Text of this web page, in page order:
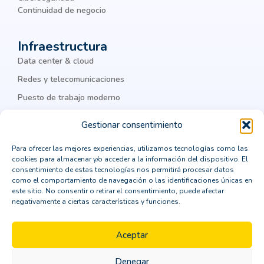
Gestionar consentimiento
Para ofrecer las mejores experiencias, utilizamos tecnologías como las
cookies para almacenar y/o acceder a la información del dispositivo. El
consentimiento de estas tecnologías nos permitirá procesar datos
como el comportamiento de navegación o las identificaciones únicas en
este sitio. No consentir o retirar el consentimiento, puede afectar
negativamente a ciertas características y funciones.
Aceptar
Denegar
chatbots
ciber amenazas
ciberseguridad corporativa
Cisco Meraki
Citrix
cloud computing
cloud privada
colaboración
Colaboración Empresarial
como integrar un ERP
comprar un crm vertical
computación en la nube
consejos para la transformación digital
consultor CRM
consultoría
contenedores Dockers
continuidad de negocio
Continuidad de negocio
Infraestructura
Data center & cloud
Redes y telecomunicaciones
Puesto de trabajo moderno
Legal
Política de privacidad
Política de cookies
Aviso Legal
Política de seguridad